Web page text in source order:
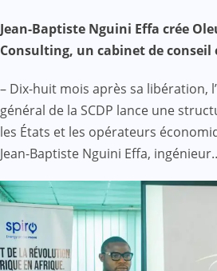
Jean-Baptiste Nguini Effa crée
Consulting, un cabinet de conseil
– Dix-huit mois après sa libération,
général de la SCDP lance une
les États et les opérateurs
Jean-Baptiste Nguini Effa,